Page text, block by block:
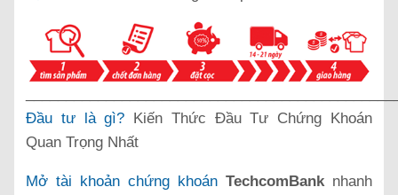
Đầu tư là gì? Kiến Thức Đầu Tư Chứng Khoán
Quan Trọng Nhất
Mở tài khoản chứng khoán TechcomBank nhanh